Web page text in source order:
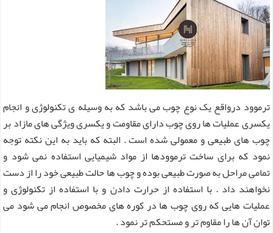
ترموود درواقع یک نوع چوب می باشد که به وسیله ی تکنولوژی و انجام
یکسری عملیات ها روی چوب دارای مقاومت و یکسری ویژگی های مازاد بر
چوب های طبیعی و معمولی شده است . البته که باید به این نکته توجه
نمود که برای ساخت ترموودها از مواد شیمیایی استفاده نمی شود و
تمامی مراحل به صورت طبیعی بوده و چوب ها حالت طبیعی خود را از دست
نخواهند داد . با استفاده از حرارت دادن و با استفاده از تکنولوژی و
عملیات هایی که روی چوب ها در کوره های مخصوص انجام می شود می
توان آن ها را مقاوم تر و مستحکم تر نمود .